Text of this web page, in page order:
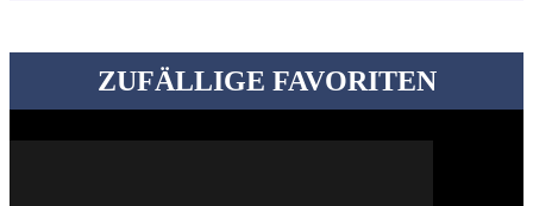
ZUFÄLLIGE FAVORITEN